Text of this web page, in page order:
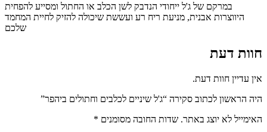
במרקם של ג'ל ייחודי הנדבק לשן הכלב או החתול ומסייע להפחית
היווצרות אבנית, מניעת ריח רע ועששת שיכולה להזיק לחיית המחמד
שלכם
חוות דעת
אין עדיין חוות דעת.
היה הראשון לכתוב סקירה “ג'ל שיניים לכלבים וחתולים ביהפר”
האימייל לא יוצג באתר. שדות החובה מסומנים *